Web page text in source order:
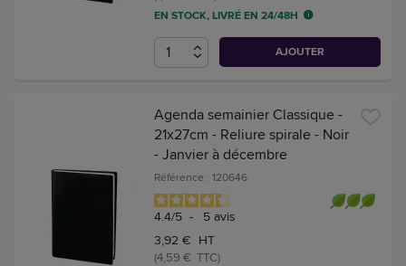
EN STOCK, LIVRÉ EN 24/48H
AJOUTER
Agenda semainier Classique -
21x27cm - Reliure spirale - Noir
- Janvier à décembre
Référence : 120646
4.4/5 - 5 avis
3,92 € HT
(4,59 € TTC)